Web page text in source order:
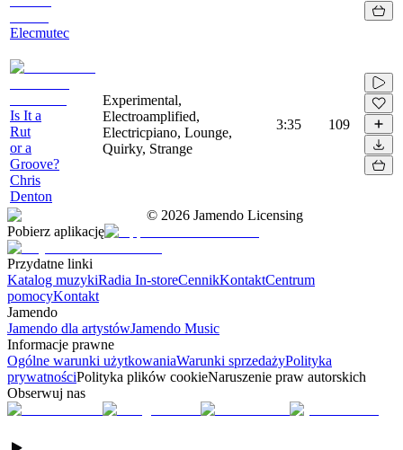
Elecmutec
Is It a
Rut
or a
Groove?
Chris
Denton
Experimental,
Electroamplified,
Electricpiano, Lounge,
Quirky, Strange
3:35 109
© 2026 Jamendo Licensing
Pobierz aplikację
Przydatne linki
Katalog muzykiRadia In-storeCennikKontaktCentrum
pomocyKontakt
Jamendo
Jamendo dla artystówJamendo Music
Informacje prawne
Ogólne warunki użytkowaniaWarunki sprzedażyPolityka
prywatnościPolityka plików cookieNaruszenie praw autorskich
Obserwuj nas